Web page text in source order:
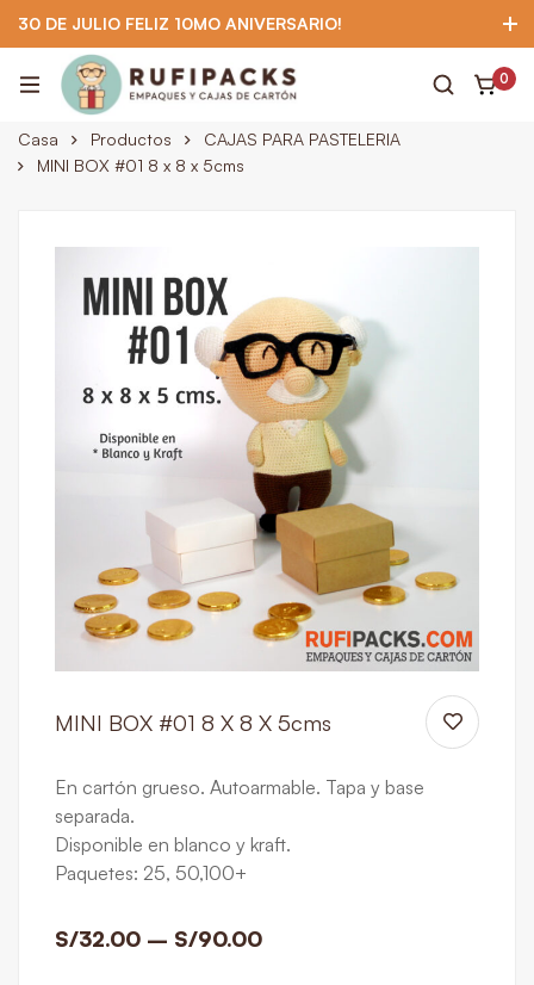
30 DE JULIO FELIZ 10MO ANIVERSARIO!
922 295 403
0
Casa Productos
CAJAS PARA PASTELERIA
MINI BOX #01 8 x 8 x 5cms
MINI BOX #01 8 X 8 X 5cms
En cartón grueso. Autoarmable. Tapa y base
separada.
Disponible en blanco y kraft.
Paquetes: 25, 50,100+
S/32.00 – S/90.00